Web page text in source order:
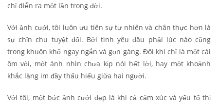
chỉ diễn ra một lần trong đời.
Với ảnh cưới, tôi luôn ưu tiên sự tự nhiên và chân thực hơn là
sự chỉn chu tuyệt đối. Bởi tình yêu đâu phải lúc nào cũng
trong khuôn khổ ngay ngắn và gọn gàng. Đôi khi chỉ là một cái
ôm vội, một ánh nhìn chưa kịp nói hết lời, hay một khoảnh
khắc lặng im đầy thấu hiểu giữa hai người.
Với tôi, một bức ảnh cưới đẹp là khi cả cảm xúc và yếu tố thị